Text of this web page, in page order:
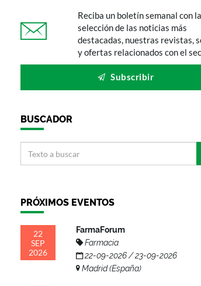
Reciba un boletín semanal con la
selección de las noticias más
destacadas, nuestras revistas,
y ofertas relacionados con el
Subscribir
BUSCADOR
PRÓXIMOS EVENTOS
22
SEP
2026
FarmaForum
Farmacia
22-09-2026 / 23-09-2026
Madrid (España)